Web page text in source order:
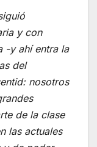
y con
-y ahí entra la
del
nosotros
de la clase
las actuales